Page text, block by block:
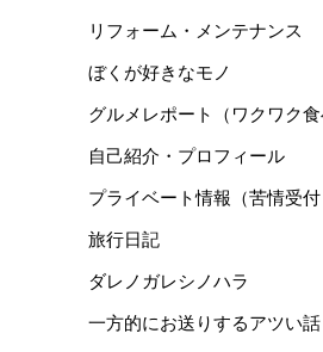
リフォーム・メンテナンス
ぼくが好きなモノ
グルメレポート（ワクワク食
自己紹介・プロフィール
プライベート情報（苦情受付
旅行日記
ダレノガレシノハラ
一方的にお送りするアツい話